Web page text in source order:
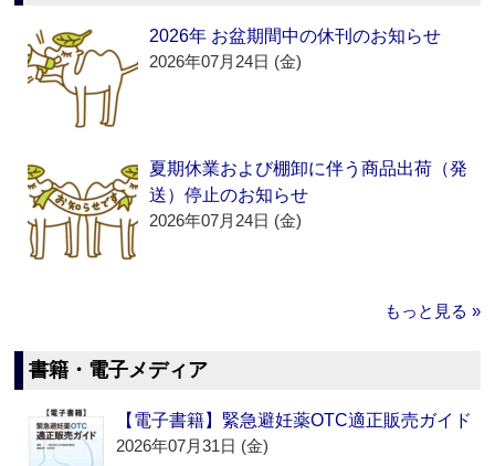
2026年 お盆期間中の休刊のお知らせ
2026年07月24日 (金)
夏期休業および棚卸に伴う商品出荷（発
送）停止のお知らせ
2026年07月24日 (金)
もっと見る »
書籍・電子メディア
【電子書籍】緊急避妊薬OTC適正販売ガイド
2026年07月31日 (金)